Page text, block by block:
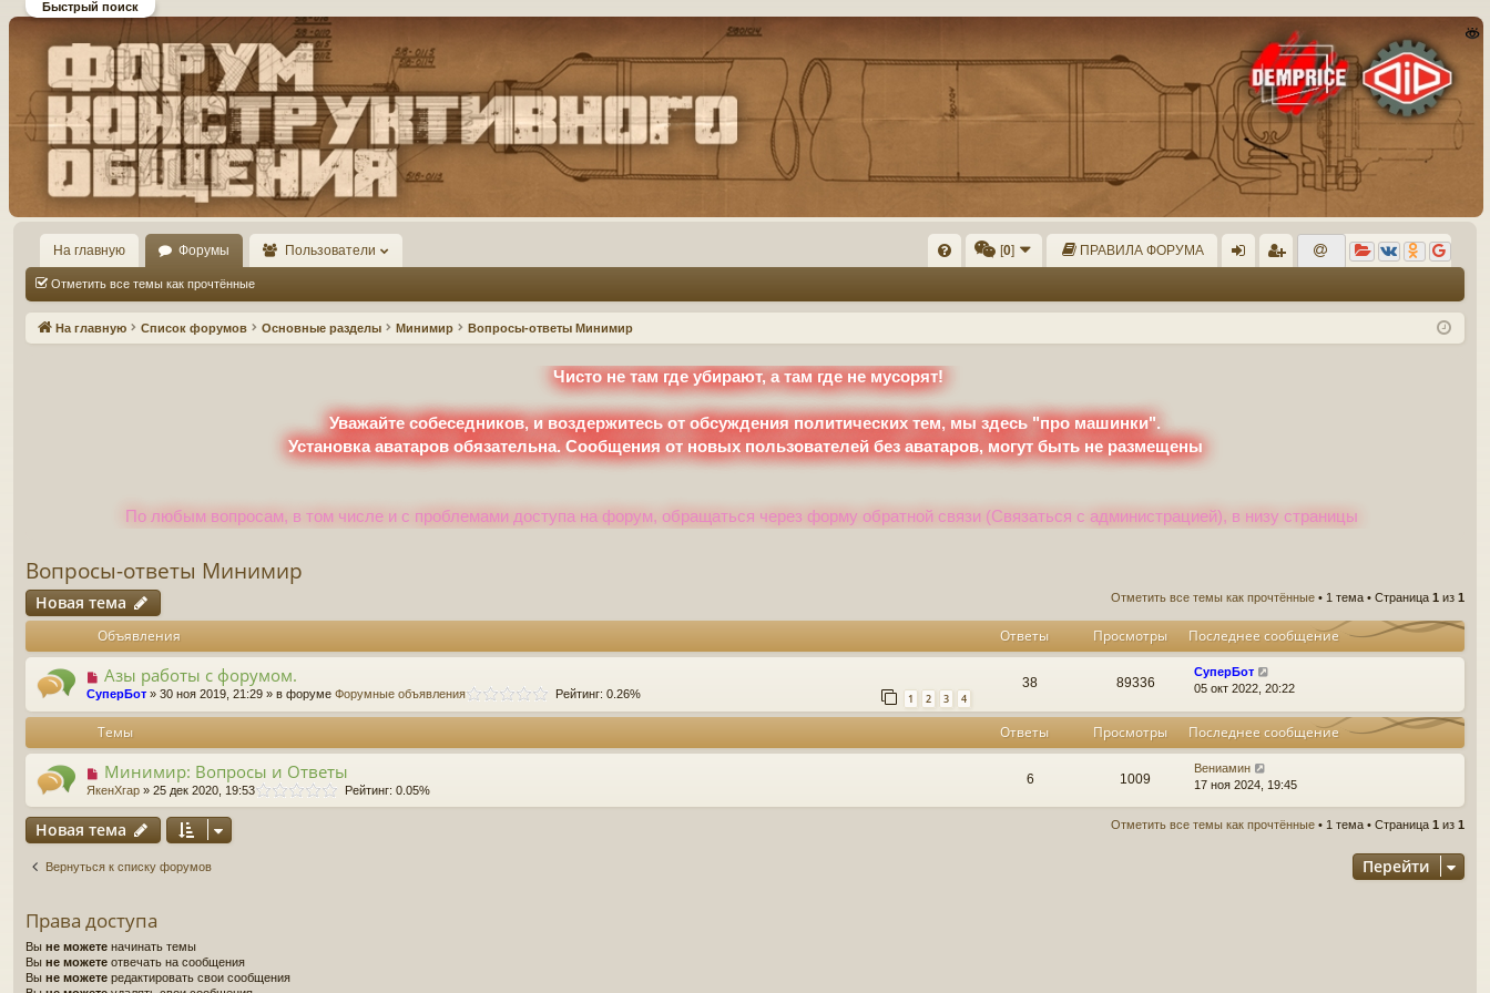
Форум DiP и DEMPRICE
конструктивного общения
На главную Форумы Пользователи
Q
[0] ПРАВИЛА ФОРУМА
д ис
Отметить все темы как прочтённые
На главную Список форумов Основные разделы Минимир Вопросы-ответы Минимир
Быстрый поиск
Чисто не там где убирают, а там где не мусорят!
Уважайте собеседников, и воздержитесь от обсуждения политических тем, мы здесь "про машинки".
Установка аватаров обязательна. Сообщения от новых пользователей без аватаров, могут быть не размещены
По любым вопросам, в том числе и с проблемами доступа на форум, обращаться через форму обратной связи (Связаться с администрацией), в низу страницы
Вопросы-ответы Минимир
Новая тема Отметить все темы как прочтённые • 1 тема • Страница 1 из 1
Объявления Ответы Просмотры Последнее сообщение
Азы работы с форумом.
СуперБот » 30 ноя 2019, 21:29 » в форуме Форумные объявления 1 2 3 4
Рейтинг: 0.26%
38 89336
СуперБот
05 окт 2022, 20:22
Темы Ответы Просмотры Последнее сообщение
Минимир: Вопросы и Ответы
ЯкенХгар » 25 дек 2020, 19:53 Рейтинг: 0.05%
6 1009
Вениамин
17 ноя 2024, 19:45
Новая тема Отметить все темы как прочтённые • 1 тема • Страница 1 из 1
Вернуться к списку форумов Перейти
Права доступа
Вы не можете начинать темы
Вы не можете отвечать на сообщения
Вы не можете редактировать свои сообщения